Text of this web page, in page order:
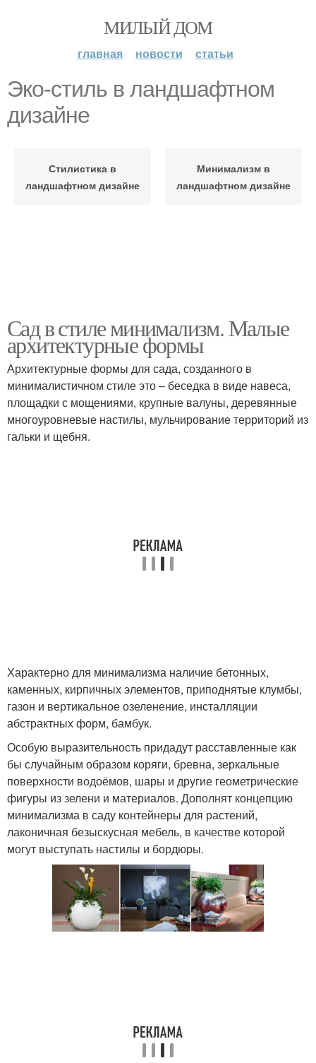
МИЛЫЙ ДОМ
главная новости статьи
Эко-стиль в ландшафтном
дизайне
Стилистика в
ландшафтном дизайне
Минимализм в
ландшафтном дизайне
Сад в стиле минимализм. Малые
архитектурные формы
Архитектурные формы для сада, созданного в
минималистичном стиле это – беседка в виде навеса,
площадки с мощениями, крупные валуны, деревянные
многоуровневые настилы, мульчирование территорий из
гальки и щебня.
Характерно для минимализма наличие бетонных,
каменных, кирпичных элементов, приподнятые клумбы,
газон и вертикальное озеленение, инсталляции
абстрактных форм, бамбук.
Особую выразительность придадут расставленные как
бы случайным образом коряги, бревна, зеркальные
поверхности водоёмов, шары и другие геометрические
фигуры из зелени и материалов. Дополнят концепцию
минимализма в саду контейнеры для растений,
лаконичная безыскусная мебель, в качестве которой
могут выступать настилы и бордюры.